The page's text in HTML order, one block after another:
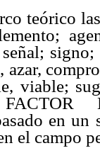
teórico
azar,
viable;
en
el campo